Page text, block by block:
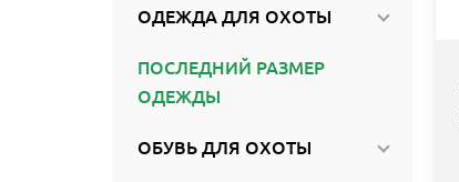
ОДЕЖДА ДЛЯ ОХОТЫ
ПОСЛЕДНИЙ РАЗМЕР
ОДЕЖДЫ
ОБУВЬ ДЛЯ ОХОТЫ